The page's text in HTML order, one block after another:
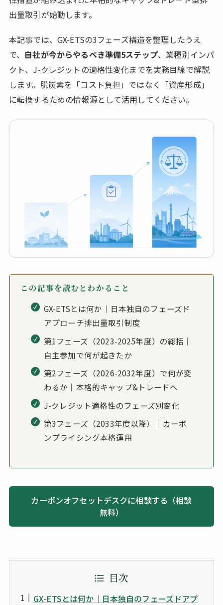
出量取引が始動します。
本記事では、GX-ETSの3フェーズ構造を整理したうえ
で、 自社が今からやるべき準備5ステップ、業種別インパ
クト、J-クレジットの適格性変化までを実務目線で解説
します。脱炭素を「コスト負担」ではなく「資産形成」
に転換するための情報源として活用してください。
この記事を読むとわかること
GX-ETSとは何か｜日本独自のフェーズド
アプローチ排出量取引制度
第1フェーズ（2023-2025年度）の総括｜
自主参加で何が起きたか
第2フェーズ（2026-2032年度）で何が変
わるか｜本格的キャップ&トレードへ
J-クレジット適格性のフェーズ別変化
第3フェーズ（2033年度以降）｜カーボ
ンプライシング本格運用
カーボンオフセットデスクに相談する（相談
無料）
目次
GX-ETSとは何か｜日本独自のフェーズドアプ